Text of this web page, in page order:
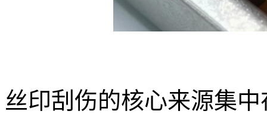
丝印刮伤的核心来源集